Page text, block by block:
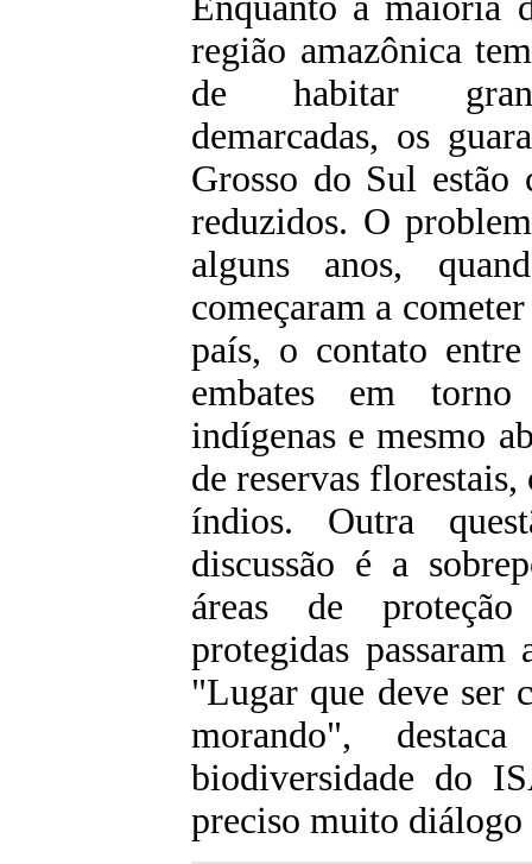
região amazônica
de habitar
demarcadas, os
Grosso do Sul estão
reduzidos. O
alguns anos,
começaram a
país, o contato
embates em
indígenas e mesmo
de reservas
índios. Outra
discussão é a
áreas de
protegidas
"Lugar que deve ser
morando",
biodiversidade do
preciso muito diálogo